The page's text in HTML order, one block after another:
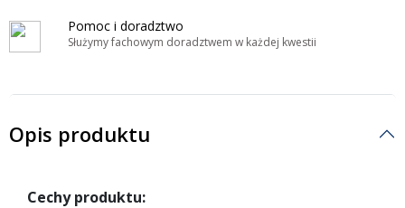
Pomoc i doradztwo
Służymy fachowym doradztwem w każdej kwestii
Opis produktu
Cechy produktu: